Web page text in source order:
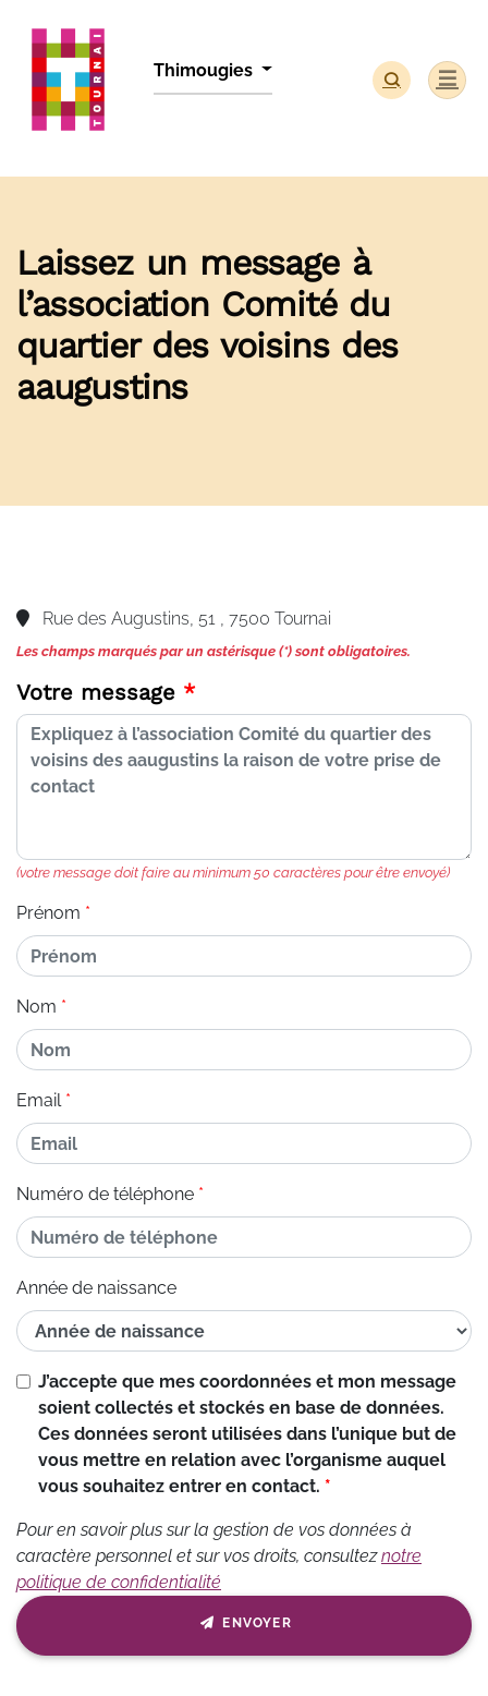
Thimougies
Laissez un message à
l’association Comité du
quartier des voisins des
aaugustins
Rue des Augustins, 51 , 7500 Tournai
Les champs marqués par un astérisque (*) sont obligatoires.
Votre message
(votre message doit faire au minimum 50 caractères pour être envoyé)
Prénom
Nom
Email
Numéro de téléphone
Année de naissance
J’accepte que mes coordonnées et mon message
soient collectés et stockés en base de données.
Ces données seront utilisées dans l’unique but de
vous mettre en relation avec l’organisme auquel
vous souhaitez entrer en contact.
Pour en savoir plus sur la gestion de vos données à
caractère personnel et sur vos droits, consulteznotre
politique de confidentialité
ENVOYER